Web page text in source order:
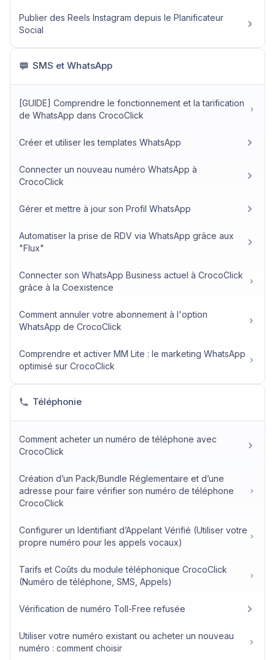
Publier des Reels Instagram depuis le Planificateur
Social
SMS et WhatsApp
[GUIDE] Comprendre le fonctionnement et la tarification
de WhatsApp dans CrocoClick
Créer et utiliser les templates WhatsApp
Connecter un nouveau numéro WhatsApp à
CrocoClick
Gérer et mettre à jour son Profil WhatsApp
Automatiser la prise de RDV via WhatsApp grâce aux
"Flux"
Connecter son WhatsApp Business actuel à CrocoClick
grâce à la Coexistence
Comment annuler votre abonnement à l'option
WhatsApp de CrocoClick
Comprendre et activer MM Lite : le marketing WhatsApp
optimisé sur CrocoClick
Téléphonie
Comment acheter un numéro de téléphone avec
CrocoClick
Création d’un Pack/Bundle Réglementaire et d’une
adresse pour faire vérifier son numéro de téléphone
CrocoClick
Configurer un Identifiant d’Appelant Vérifié (Utiliser votre
propre numéro pour les appels vocaux)
Tarifs et Coûts du module téléphonique CrocoClick
(Numéro de téléphone, SMS, Appels)
Vérification de numéro Toll-Free refusée
Utiliser votre numéro existant ou acheter un nouveau
numéro : comment choisir